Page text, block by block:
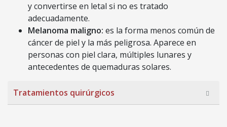
y convertirse en letal si no es tratado
adecuadamente.
Melanoma maligno: es la forma menos común de
cáncer de piel y la más peligrosa. Aparece en
personas con piel clara, múltiples lunares y
antecedentes de quemaduras solares.
Tratamientos quirúrgicos